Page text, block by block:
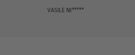
VASILE NI*****